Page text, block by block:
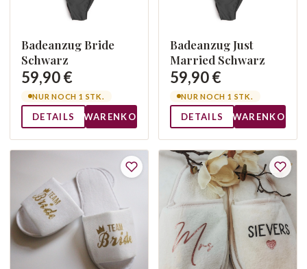
Badeanzug Bride
Schwarz
59,90 €
NUR NOCH 1 STK.
DETAILS WARENKORB
Badeanzug Just
Married Schwarz
59,90 €
NUR NOCH 1 STK.
DETAILS WARENKORB